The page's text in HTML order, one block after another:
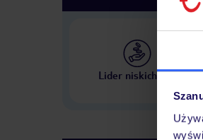
Lider niskich cen